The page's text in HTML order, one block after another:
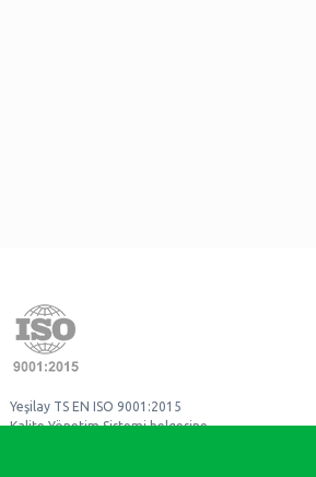
Yeşilay TS EN ISO 9001:2015
Kalite Yönetim Sistemi belgesine